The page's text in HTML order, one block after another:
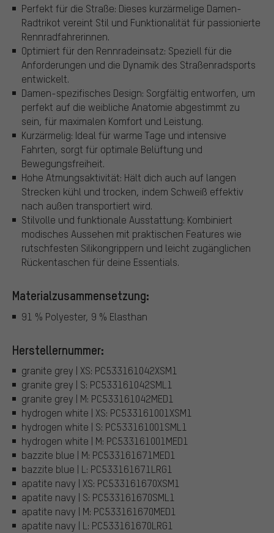
Perfekt für die Straße: Dieses kurzärmelige Damen-
Radtrikot vereint Stil und Funktionalität für passionierte
Rennradfahrerinnen.
Optimiert für den Rennradeinsatz: Speziell für die
Anforderungen und die Dynamik des Straßenradsports
entwickelt.
Damen-spezifisches Design: Sorgfältig entworfen, um
perfekt auf die weibliche Anatomie abgestimmt zu
sein, für maximalen Komfort und Leistung.
Kurzärmelig: Ideal für warme Tage und intensive
Fahrten, sorgt für optimale Belüftung und
Bewegungsfreiheit.
Hohe Atmungsaktivität: Hält dich auch auf langen
Strecken kühl und trocken, indem Schweiß effektiv
nach außen transportiert wird.
Stilvolle und funktionale Ausstattung: Kombiniert
modisches Aussehen mit praktischen Features wie
rutschfesten Silikongrippern und leicht zugänglichen
Rückentaschen für deine Essentials.
Materialzusammensetzung:
91 % Polyester, 9 % Elasthan
Herstellernummer:
granite grey | XS: PC533161042XSM1
granite grey | S: PC533161042SML1
granite grey | M: PC533161042MED1
hydrogen white | XS: PC533161001XSM1
hydrogen white | S: PC533161001SML1
hydrogen white | M: PC533161001MED1
bazzite blue | M: PC533161671MED1
bazzite blue | L: PC533161671LRG1
apatite navy | XS: PC533161670XSM1
apatite navy | S: PC533161670SML1
apatite navy | M: PC533161670MED1
apatite navy | L: PC533161670LRG1